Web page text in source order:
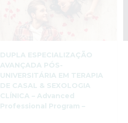
DUPLA ESPECIALIZAÇÃO
AVANÇADA PÓS-
UNIVERSITÁRIA EM TERAPIA
DE CASAL & SEXOLOGIA
CLÍNICA – Advanced
Professional Program –